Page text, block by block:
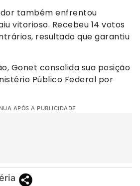
também enfrentou
vitorioso. Recebeu 14 votos
resultado que garantiu
Gonet consolida sua posição
Público Federal por
APÓS A PUBLICIDADE